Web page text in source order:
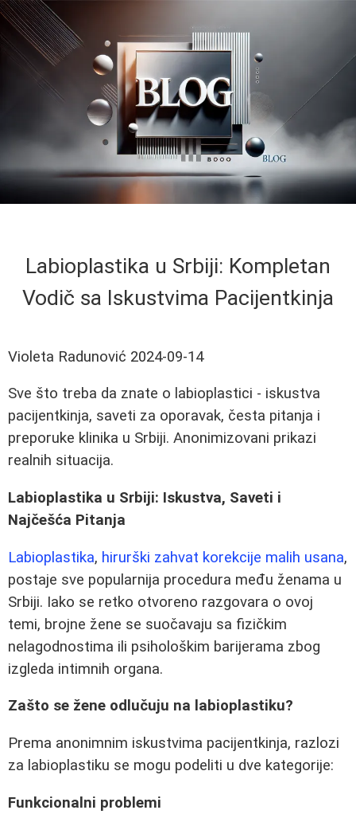
Labioplastika u Srbiji: Kompletan
Vodič sa Iskustvima Pacijentkinja
Violeta Radunović 2024-09-14
Sve što treba da znate o labioplastici - iskustva
pacijentkinja, saveti za oporavak, česta pitanja i
preporuke klinika u Srbiji. Anonimizovani prikazi
realnih situacija.
Labioplastika u Srbiji: Iskustva, Saveti i
Najčešća Pitanja
Labioplastika, hirurški zahvat korekcije malih usana,
postaje sve popularnija procedura među ženama u
Srbiji. Iako se retko otvoreno razgovara o ovoj
temi, brojne žene se suočavaju sa fizičkim
nelagodnostima ili psihološkim barijerama zbog
izgleda intimnih organa.
Zašto se žene odlučuju na labioplastiku?
Prema anonimnim iskustvima pacijentkinja, razlozi
za labioplastiku se mogu podeliti u dve kategorije:
Funkcionalni problemi